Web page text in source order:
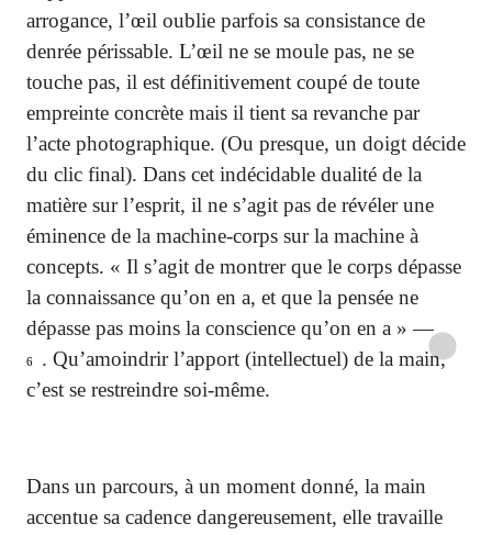
arrogance, l’œil oublie parfois sa consistance de
denrée périssable. L’œil ne se moule pas, ne se
touche pas, il est définitivement coupé de toute
empreinte concrète mais il tient sa revanche par
l’acte photographique. (Ou presque, un doigt décide
du clic final). Dans cet indécidable dualité de la
matière sur l’esprit, il ne s’agit pas de révéler une
éminence de la machine-corps sur la machine à
concepts. « Il s’agit de montrer que le corps dépasse
la connaissance qu’on en a, et que la pensée ne
dépasse pas moins la conscience qu’on en a » —
6
. Qu’amoindrir l’apport (intellectuel) de la main,
c’est se restreindre soi-même.
Dans un parcours, à un moment donné, la main
accentue sa cadence dangereusement, elle travaille